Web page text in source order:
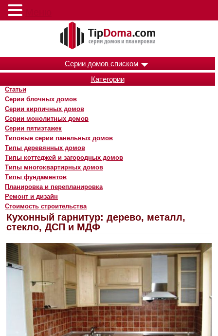
Серии домов списком
Категории
Статьи
Серии блочных домов
Серии кирпичных домов
Серии монолитных домов
Серии пятиэтажек
Типовые серии панельных домов
Типы деревянных домов
Типы коттеджей и загородных домов
Типы многоквартирных домов
Типы фундаментов
Планировка и перепланировка
Ремонт и дизайн
Стоимость строительства
Кухонный гарнитур: дерево, металл,
стекло, ДСП и МДФ